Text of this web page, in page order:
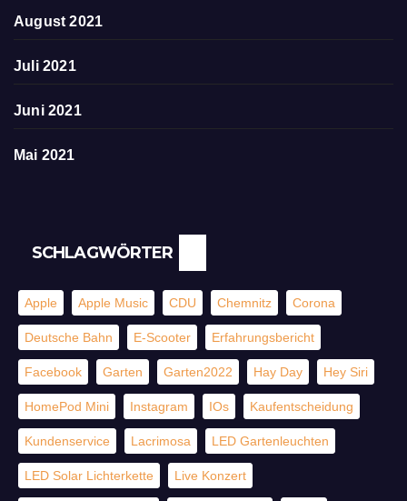
August 2021
Juli 2021
Juni 2021
Mai 2021
SCHLAGWÖRTER
Apple Apple Music CDU Chemnitz Corona
Deutsche Bahn E-Scooter Erfahrungsbericht
Facebook Garten Garten2022 Hay Day Hey Siri
HomePod Mini Instagram IOs Kaufentscheidung
Kundenservice Lacrimosa LED Gartenleuchten
LED Solar Lichterkette Live Konzert